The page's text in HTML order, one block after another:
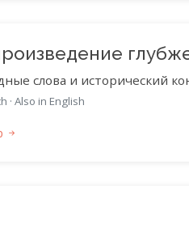
слова и исторический
· Also in English